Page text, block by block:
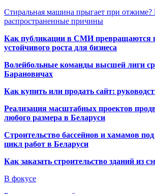
Стиральная машина прыгает при отжиме?
распространенные причины
Как публикации в СМИ превращаются
устойчивого роста для бизнеса
Волейбольные команды высшей лиги
Барановичах
Как купить или продать сайт:
Реализация масштабных проектов
любого размера в Беларуси
Строительство бассейнов и хамамов
цикл работ в Беларуси
Как заказать строительство зданий из
В фокусе